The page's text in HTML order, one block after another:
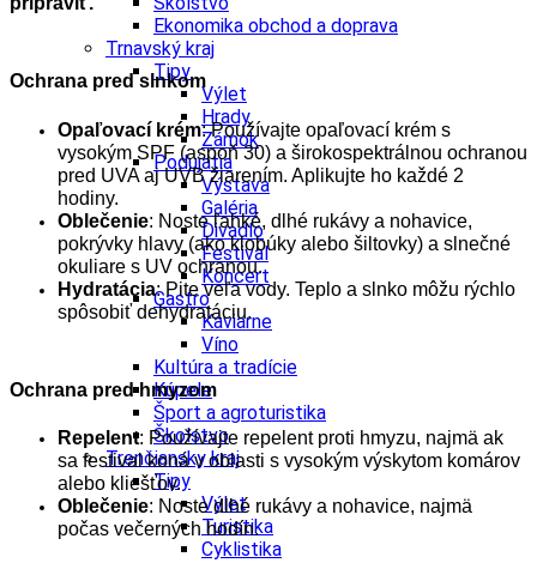
Ekonomika obchod a doprava
Trnavský kraj
Tipy
Výlet
Hrady
Zámok
Podujatia
Výstava
Galéria
Divadlo
Festival
Koncert
Gastro
Kaviarne
Víno
Kultúra a tradície
Kúpele
Šport a agroturistika
Školstvo
Trenčiansky kraj
Tipy
Výlet
Turistika
Cyklistika
Ochrana pred slnkom
Opaľovací krém: Používajte opaľovací krém s
vysokým SPF (aspoň 30) a širokospektrálnou ochranou
pred UVA aj UVB žiarením. Aplikujte ho každé 2
hodiny.
Oblečenie: Noste ľahké, dlhé rukávy a nohavice,
pokrývky hlavy (ako klobúky alebo šiltovky) a slnečné
okuliare s UV ochranou.
Hydratácia: Pite veľa vody. Teplo a slnko môžu rýchlo
spôsobiť dehydratáciu.
Ochrana pred hmyzom
Repelent: Používajte repelent proti hmyzu, najmä ak
sa festival koná v oblasti s vysokým výskytom komárov
alebo kliešťov.
Oblečenie: Noste dlhé rukávy a nohavice, najmä
počas večerných hodín.